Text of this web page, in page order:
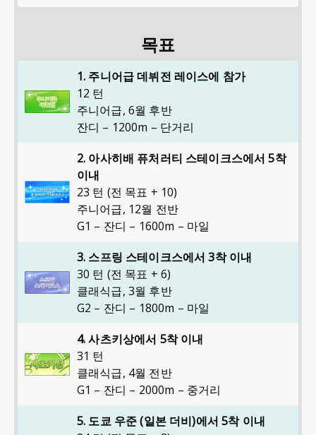
목표
1. 주니어급 데뷔전 레이스에 참가
12 턴
주니어급, 6월 후반
잔디 – 1200m – 단거리
2. 아사히배 퓨처러티 스테이크스에서 5착
이내
23 턴 (전 목표 + 10)
주니어급, 12월 전반
G1 – 잔디 – 1600m – 마일
3. 스프링 스테이크스에서 3착 이내
30 턴 (전 목표 + 6)
클래식급, 3월 후반
G2 – 잔디 – 1800m – 마일
4. 사츠키상에서 5착 이내
31 턴
클래식급, 4월 전반
G1 – 잔디 – 2000m – 중거리
5. 도쿄 우준 (일본 더비)에서 5착 이내